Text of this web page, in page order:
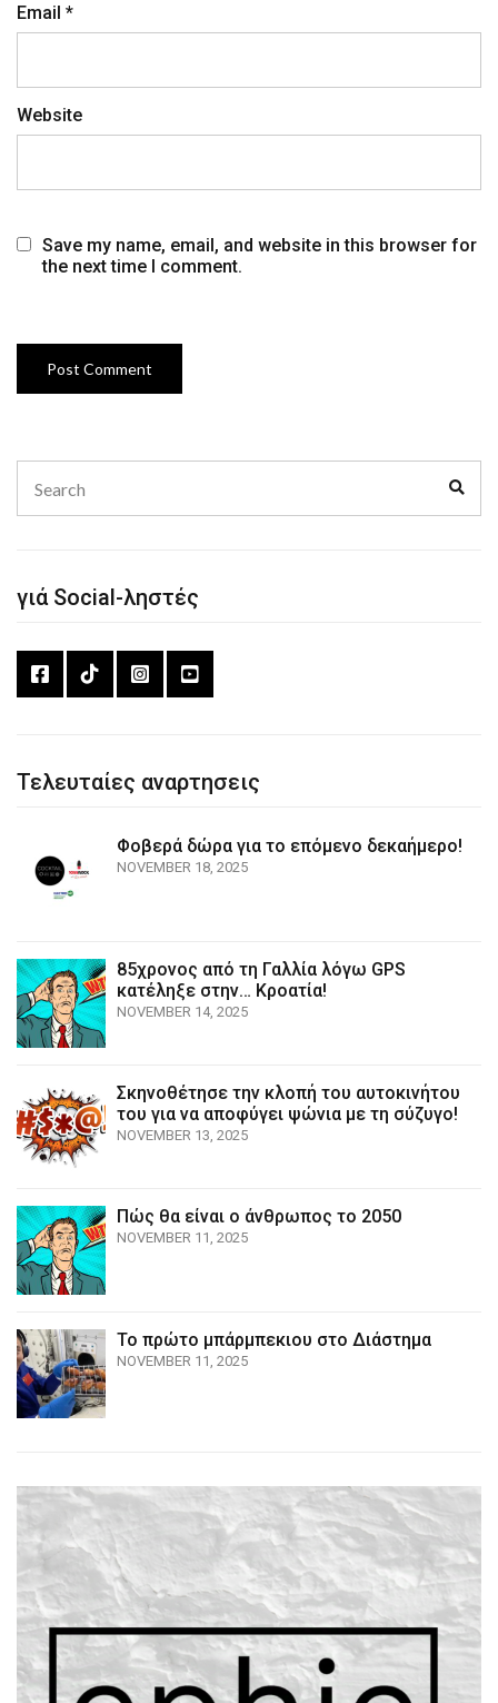
Email *
Website
Save my name, email, and website in this browser for
the next time I comment.
for:
γιά Social-ληστές
Τελευταίες αναρτησεις
Φοβερά δώρα για το επόμενο δεκαήμερο!
NOVEMBER 18, 2025
85χρονος από τη Γαλλία λόγω GPS
κατέληξε στην… Κροατία!
NOVEMBER 14, 2025
Σκηνοθέτησε την κλοπή του αυτοκινήτου
του για να αποφύγει ψώνια με τη σύζυγο!
NOVEMBER 13, 2025
Πώς θα είναι ο άνθρωπος το 2050
NOVEMBER 11, 2025
Το πρώτο μπάρμπεκιου στο Διάστημα
NOVEMBER 11, 2025